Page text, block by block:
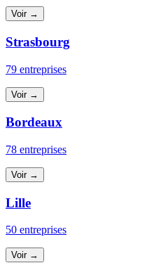
Voir →
Strasbourg
79 entreprises
Voir →
Bordeaux
78 entreprises
Voir →
Lille
50 entreprises
Voir →